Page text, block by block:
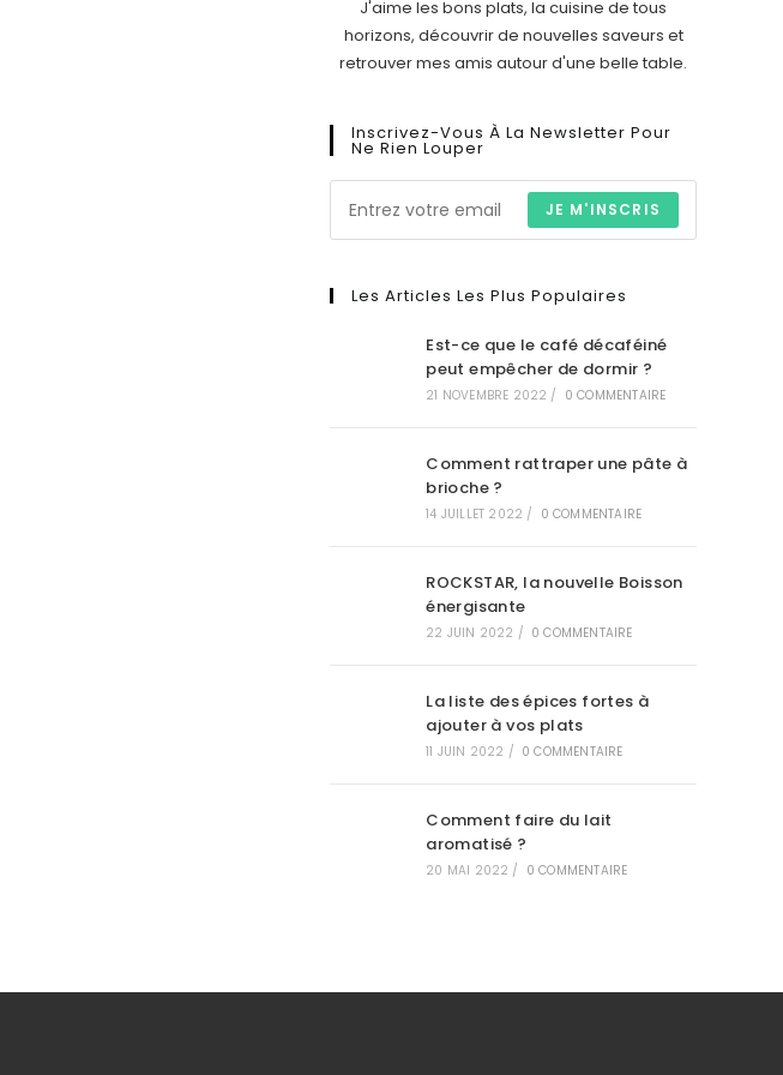
J'aime les bons plats, la cuisine de tous
horizons, découvrir de nouvelles saveurs et
retrouver mes amis autour d'une belle table.
Inscrivez-Vous À La Newsletter Pour
Ne Rien Louper
JE M'INSCRIS
Les Articles Les Plus Populaires
Est-ce que le café décaféiné
peut empêcher de dormir ?
21 NOVEMBRE 2022 / 0 COMMENTAIRE
Comment rattraper une pâte à
brioche ?
14 JUILLET 2022 / 0 COMMENTAIRE
ROCKSTAR, la nouvelle Boisson
énergisante
22 JUIN 2022 / 0 COMMENTAIRE
La liste des épices fortes à
ajouter à vos plats
11 JUIN 2022 / 0 COMMENTAIRE
Comment faire du lait
aromatisé ?
20 MAI 2022 / 0 COMMENTAIRE